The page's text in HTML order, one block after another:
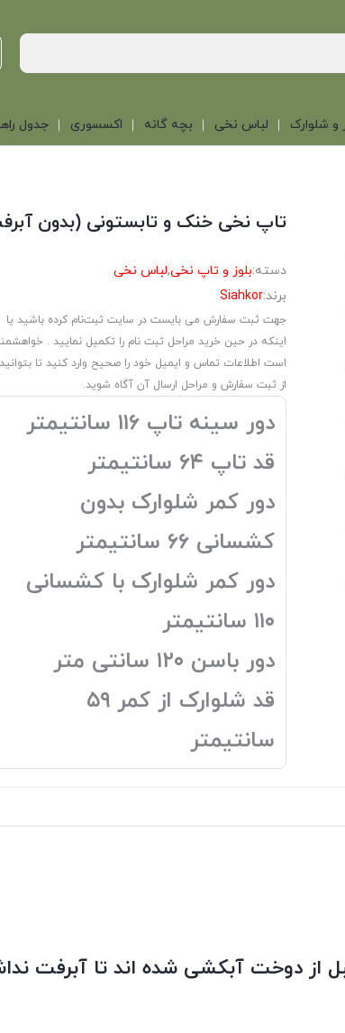
و شلوارک لباس نخی بچه گانه اکسسوری جدول
تاپ نخی خنک و تابستونی (بدون
دسته:بلوز و تاپ نخی,لباس نخی
برند:Siahkor
جهت ثبت سفارش می بایست در سایت ثبت‌نام کرده باشید یا
اینکه در حین خرید مراحل ثبت نام را تکمیل نمایید .
است اطلاعات تماس و ایمیل خود را صحیح وارد کنید تا بتوانید
از ثبت سفارش و مراحل ارسال آن آگاه شوید.
دور سینه تاپ ۱۱۶ سانتیمتر
قد تاپ ۶۴ سانتیمتر
دور کمر شلوارک بدون
کشسانی ۶۶ سانتیمتر
دور کمر شلوارک با کشسانی
۱۱۰ سانتیمتر
دور باسن ۱۲۰ سانتی متر
قد شلوارک از کمر ۵۹
سانتیمتر
دوخت آبکشی شده اند تا آبرفت